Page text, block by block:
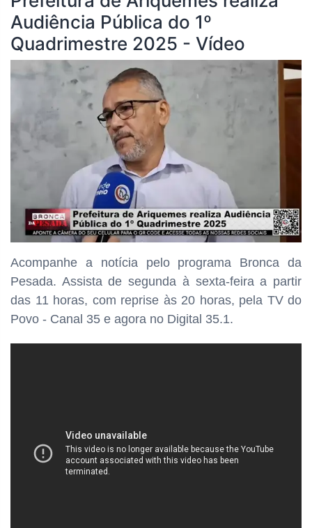
Audiência Pública do 1º
Quadrimestre 2025 - Vídeo
Acompanhe a notícia pelo programa Bronca da
Pesada. Assista de segunda à sexta-feira a partir
das 11 horas, com reprise às 20 horas, pela TV do
Povo - Canal 35 e agora no Digital 35.1.